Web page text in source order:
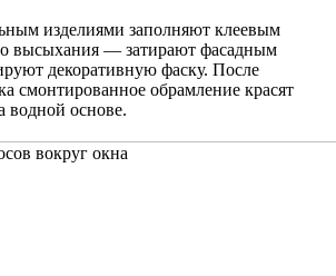
изделиями заполняют клеевым
высыхания — затирают фасадным
декоративную фаску. После
смонтированное обрамление красят
водной основе.